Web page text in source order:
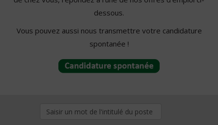
dessous.
Vous pouvez aussi nous transmettre votre candidature
spontanée !